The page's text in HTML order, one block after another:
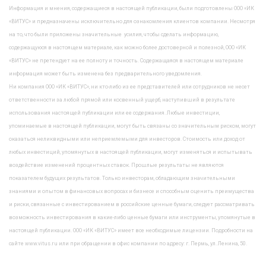
Информация и мнения, содержащиеся в настоящей публикации, были подготовлены ООО «ИК
«ВИТУС» и предназначены исключительно для ознакомления клиентов компании. Несмотря
на то, что были приложены значительные усилия, чтобы сделать информацию,
содержащуюся в настоящем материале, как можно более достоверной и полезной, ООО «ИК
«ВИТУС» не претендует на ее полноту и точность. Содержащаяся в настоящем материале
информация может быть изменена без предварительного уведомления.
Ни компания ООО «ИК «ВИТУС», ни кто-либо из ее представителей или сотрудников не несет
ответственности за любой прямой или косвенный ущерб, наступивший в результате
использования настоящей публикации или ее содержания. Любые инвестиции,
упоминаемые в настоящей публикации, могут быть связаны со значительным риском, могут
оказаться неликвидными или неприемлемыми для инвесторов. Стоимость или доход от
любых инвестиций, упомянутых в настоящей публикации, могут изменяться и испытывать
воздействие изменений процентных ставок. Прошлые результаты не являются
показателем будущих результатов. Только инвесторам, обладающим значительными
знаниями и опытом в финансовых вопросах и бизнесе и способным оценить преимущества
и риски, связанные с инвестированием в российские ценные бумаги, следует рассматривать
возможность инвестирования в какие-либо ценные бумаги или инструменты, упомянутые в
настоящей публикации. ООО «ИК «ВИТУС» имеет все необходимые лицензии. Подробности на
сайте www.vitus.ru или при обращении в офис компании по адресу: г. Пермь, ул. Ленина, 50.